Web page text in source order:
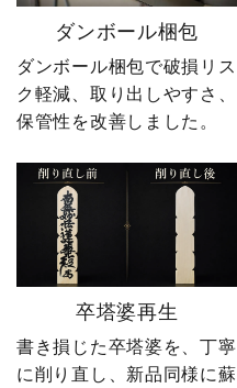
ダンボール梱包
ダンボール梱包で破損リス
ク軽減、取り出しやすさ、
保管性を改善しました。
卒塔婆再生
書き損じた卒塔婆を、丁寧
に削り直し、新品同様に蘇